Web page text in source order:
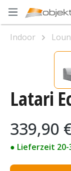
Zum Hauptinhalt
Latari
Regulärer Preis:
339,90
● Lieferzeit
Indoor
Bildergalerie